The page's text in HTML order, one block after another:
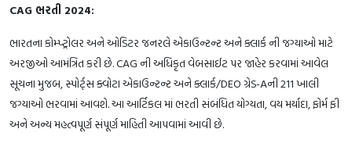
CAG ભરતી 2024:
ભારતના કોમ્પ્ટ્રોલર અને ઓડિટર જનરલે એકાઉન્ટન્ટ અને ક્લાર્ક ની જગ્યાઓ માટે
અરજીઓ આમંત્રિત કરી છે. CAG ની અધિકૃત વેબસાઈટ પર જાહેર કરવામાં આવેલ
સૂચના મુજબ, સ્પોર્ટ્સ ક્વોટા એકાઉન્ટન્ટ અને ક્લાર્ક/DEO ગ્રેડ-Aની 211 ખાલી
જગ્યાઓ ભરવામાં આવશે. આ આર્ટિકલ માં ભરતી સંબંધિત યોગ્યતા, વય મર્યાદા, ફોર્મ ફી
અને અન્ય મહત્વપૂર્ણ સંપૂર્ણ માહિતી આપવામાં આવી છે.